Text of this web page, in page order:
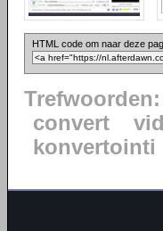
HTML code om naar deze
Trefwoorden:
convert
konvertointi